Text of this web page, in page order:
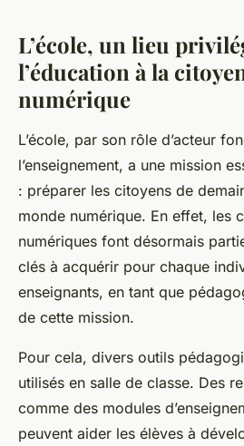
L’école, un lieu
l’éducation à la
numérique
L’école, par son rôle d’acteur
l’enseignement, a une mission
: préparer les citoyens de
monde numérique. En effet, les
numériques font désormais
clés à acquérir pour chaque
enseignants, en tant que
de cette mission.
Pour cela, divers outils
utilisés en salle de classe. Des
comme des modules
peuvent aider les élèves à